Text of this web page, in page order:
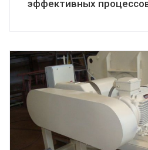
эффективных